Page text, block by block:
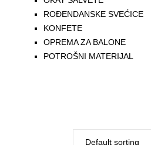
ROĐENDANSKE SVEĆICE
KONFETE
OPREMA ZA BALONE
POTROŠNI MATERIJAL
Default sorting